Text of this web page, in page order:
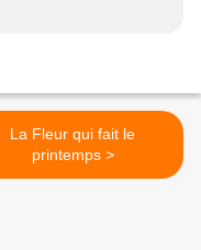
La Fleur qui fait le
printemps >